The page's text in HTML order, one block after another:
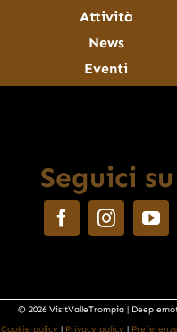
Attività
News
Eventi
Seguici su
© 2026 VisitValleTrompia | Deep
Cookie policy
Privacy policy